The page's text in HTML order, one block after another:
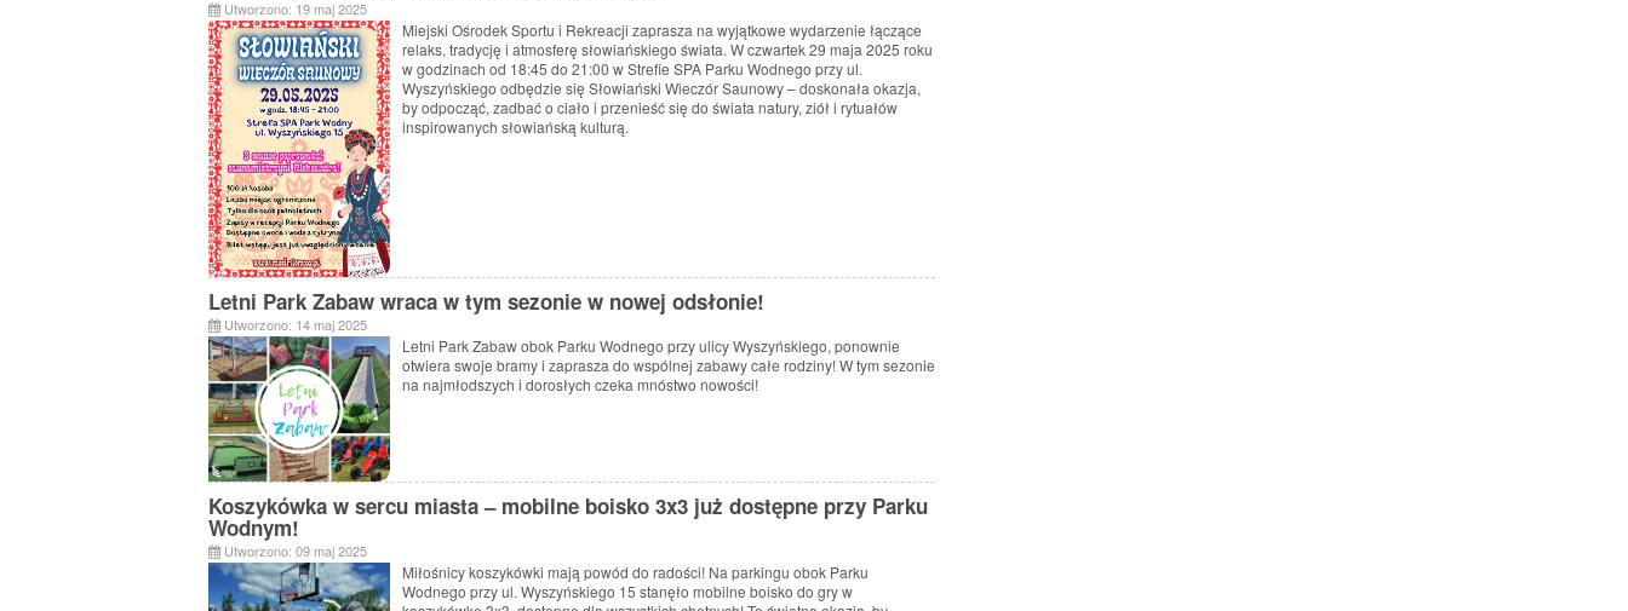
Utworzono: 19 maj 2025
Miejski OśrodekSportu i Rekreacji zaprasza na wyjątkowe wydarzenie łączące
relaks, tradycję i atmosferę słowiańskiego świata. Wczwartek29 maja 2025 roku
wgodzinach od 18:45 do 21:00 wStrefie SPA Parku Wodnego przyul.
Wyszyńskiego odbędzie się Słowiański WieczórSaunowy–doskonała okazja,
byodpocząć, zadbaćo ciało i przenieśćsię do świata natury, ziół i rytuałów
inspirowanych słowiańską kulturą.
Letni Park Zabaw wraca w tym sezonie w nowej odsłonie!
Utworzono: 14 maj 2025
Letni Park Zabaw obok Parku Wodnego przy ulicy Wyszyńskiego, ponownie
otwiera swoje bramy i zaprasza do wspólnej zabawy całe rodziny! W tym sezonie
na najmłodszych i dorosłych czeka mnóstwo nowości!
Koszykówka w sercu miasta – mobilne boisko 3x3 już dostępne przy Parku
Wodnym!
Utworzono: 09 maj 2025
Miłośnicy koszykówki mają powód do radości! Na parkingu obok Parku
Wodnego przy ul. Wyszyńskiego 15 stanęło mobilne boisko do gry w